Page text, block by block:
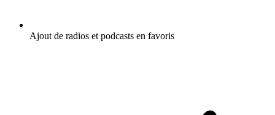
Ajout de radios et podcasts en favoris